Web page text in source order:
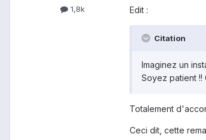
1,8k Edit :
Citation
Imaginez un
Soyez patient !!
Totalement
Ceci dit, cette